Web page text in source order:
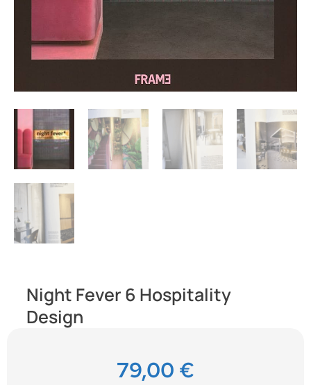
Night Fever 6 Hospitality
Design
79,00 €